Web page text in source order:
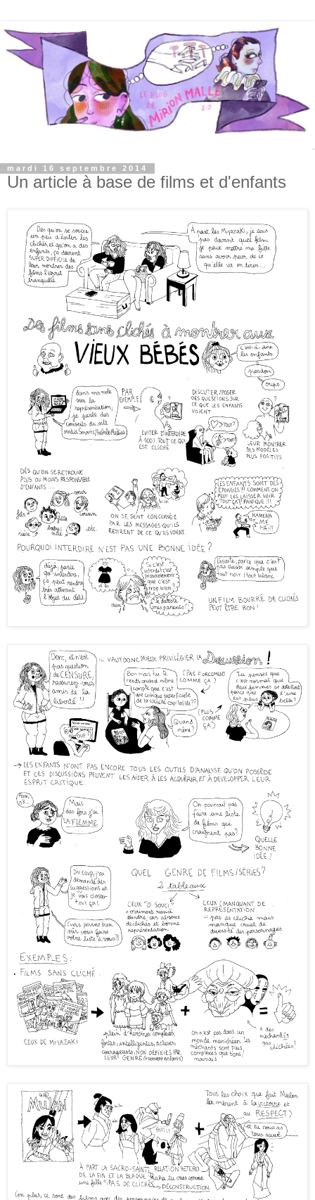
mardi 16 septembre 2014
Un article à base de films et d'enfants